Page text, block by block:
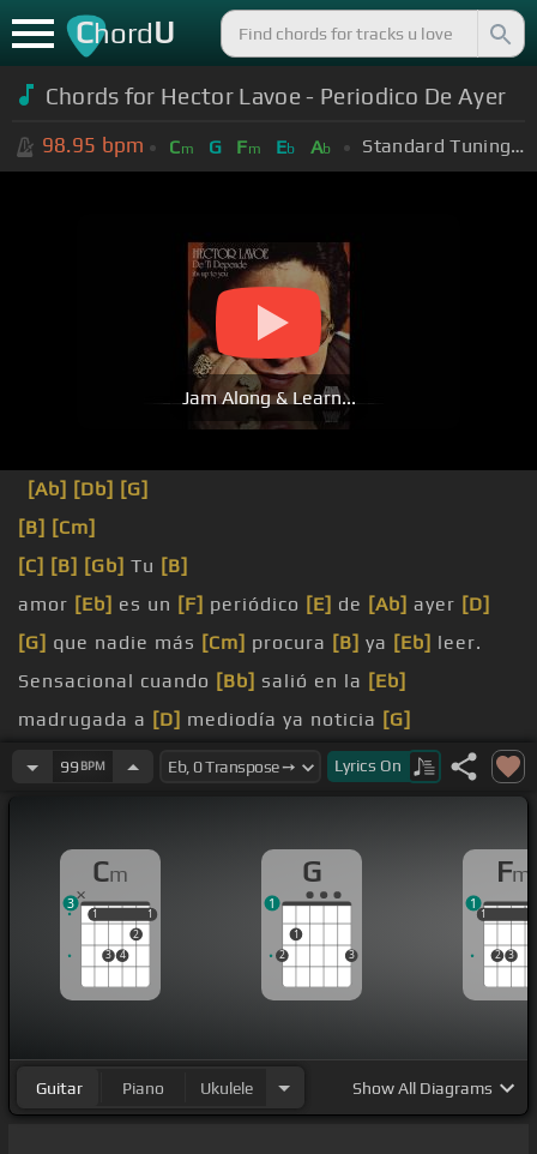
ChordU
Chords for Hector Lavoe - Periodico De Ayer
98.95 bpm Cm G Fm Eb Ab Standard Tuning (EADGBE)
Jam Along & Learn...
[Ab] [Db] [G]
[B] [Cm]
[C] [B] [Gb] Tu [B]
amor [Eb] es un [F] periódico [E] de [Ab] ayer [D]
[G] que nadie más [Cm] procura [B] ya [Eb] leer.
Sensacional cuando [Bb] salió en la [Eb]
madrugada a [D] mediodía ya noticia [G]
confirmada
materia olvidada.
[Bb]titular que alcanzó página
eso ya te conocen con niñera.
99BPM Lyrics On
Cm
1
3 4
2
1
1 1
3
G
2
1
3
1
Fm
1
2 3
1
1
Guitar Piano Ukulele ShowAll Diagrams